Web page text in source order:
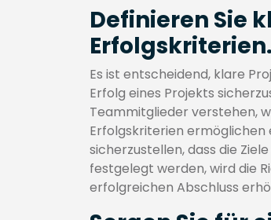
Definieren Sie
Erfolgskriterien.
Es ist entscheidend, klare
Erfolg eines Projekts
Teammitglieder verstehen,
Erfolgskriterien ermöglichen
sicherzustellen, dass die
festgelegt werden, wird die
erfolgreichen Abschluss